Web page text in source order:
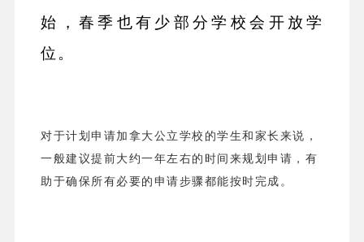
始，春季也有少部分学校会开放学
位。
对于计划申请加拿大公立学校的学生和家长来说，
一般建议提前大约一年左右的时间来规划申请，有
助于确保所有必要的申请步骤都能按时完成。